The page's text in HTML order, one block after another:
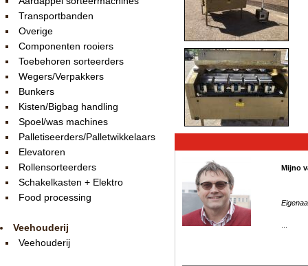
Transportbanden
Overige
Componenten rooiers
Toebehoren sorteerders
Wegers/Verpakkers
Bunkers
Kisten/Bigbag handling
Spoel/was machines
Palletiseerders/Palletwikkelaars
Elevatoren
Rollensorteerders
Schakelkasten + Elektro
Food processing
Veehouderij
Veehouderij
Mijno